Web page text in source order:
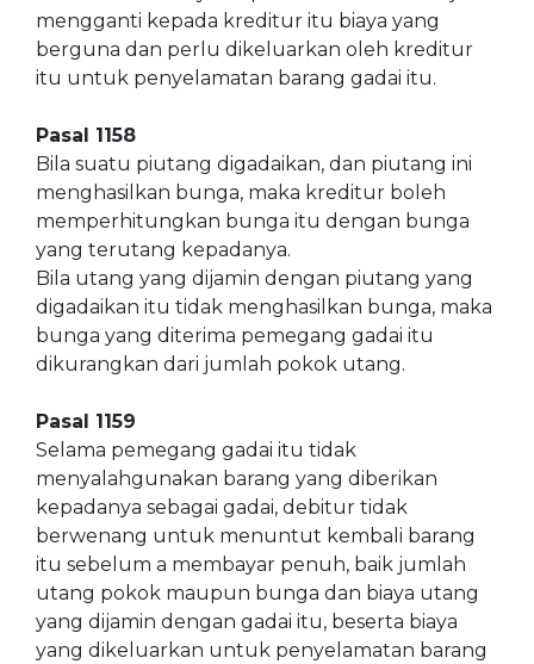
mengganti kepada kreditur itu biaya yang
berguna dan perlu dikeluarkan oleh kreditur
itu untuk penyelamatan barang gadai itu.
Pasal 1158
Bila suatu piutang digadaikan, dan piutang ini
menghasilkan bunga, maka kreditur boleh
memperhitungkan bunga itu dengan bunga
yang terutang kepadanya.
Bila utang yang dijamin dengan piutang yang
digadaikan itu tidak menghasilkan bunga, maka
bunga yang diterima pemegang gadai itu
dikurangkan dari jumlah pokok utang.
Pasal 1159
Selama pemegang gadai itu tidak
menyalahgunakan barang yang diberikan
kepadanya sebagai gadai, debitur tidak
berwenang untuk menuntut kembali barang
itu sebelum a membayar penuh, baik jumlah
utang pokok maupun bunga dan biaya utang
yang dijamin dengan gadai itu, beserta biaya
yang dikeluarkan untuk penyelamatan barang